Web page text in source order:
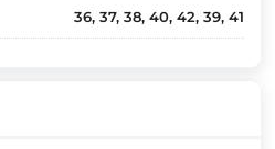
36, 37, 38, 40, 42, 39, 41